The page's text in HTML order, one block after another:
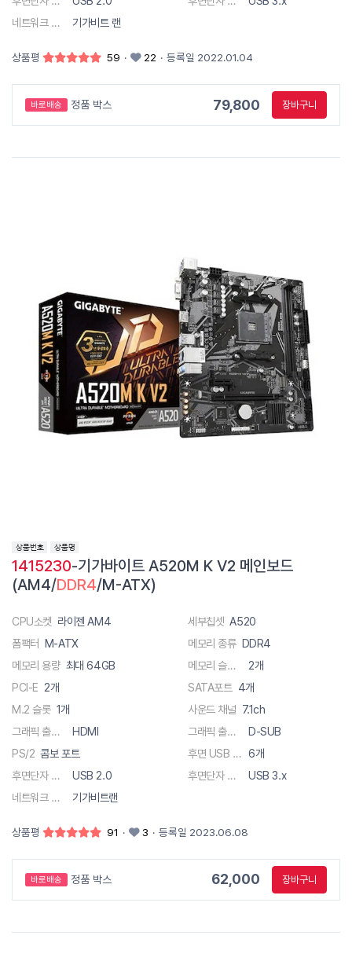
네트워크 사양
기가비트 랜
상품평 59 · 22 · 등록일 2022.01.04
바로배송 정품 박스 79,800 장바구니
1415230-기가바이트 A520M K V2 메인보드
(AM4/DDR4/M-ATX)
CPU소켓 라이젠 AM4 세부칩셋 A520
폼팩터 M-ATX 메모리 종류 DDR4
메모리 용량 최대 64GB 메모리 슬롯 수
2개
PCI-E 2개 SATA포트 4개
M.2 슬롯 1개 사운드 채널 7.1ch
그래픽 출력단자
HDMI 그래픽 출력단자
D-SUB
PS/2 콤보 포트 후면 USB 총 단자수 6개
후면단자 종류
USB 2.0 후면단자 종류
USB 3.x
네트워크 사양
기가비트랜
상품평 91 · 3 · 등록일 2023.06.08
바로배송 정품 박스 62,000 장바구니